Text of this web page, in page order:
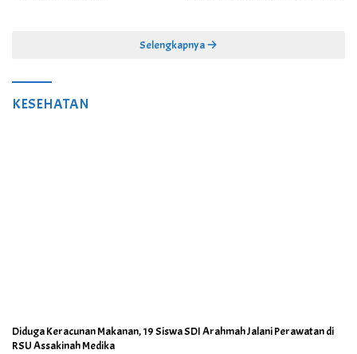
Selengkapnya
KESEHATAN
Diduga Keracunan Makanan, 19 Siswa SDI Arahmah Jalani Perawatan di
RSU Assakinah Medika